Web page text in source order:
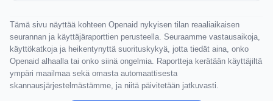
Tämä sivu näyttää kohteen Openaid nykyisen tilan reaaliaikaisen
seurannan ja käyttäjäraporttien perusteella. Seuraamme vastausaikoja,
käyttökatkoja ja heikentynyttä suorituskykyä, jotta tiedät aina, onko
Openaid alhaalla tai onko siinä ongelmia. Raportteja kerätään käyttäjiltä
ympäri maailmaa sekä omasta automaattisesta
skannausjärjestelmästämme, ja niitä päivitetään jatkuvasti.